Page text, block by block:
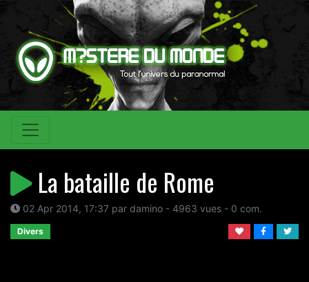
La bataille de Rome
02 Apr 2014, 17:37 par damino - 4963 vues - 0 com.
Divers